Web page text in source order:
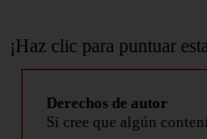
¡Haz clic para puntuar
Derechos de autor
Si cree que algún